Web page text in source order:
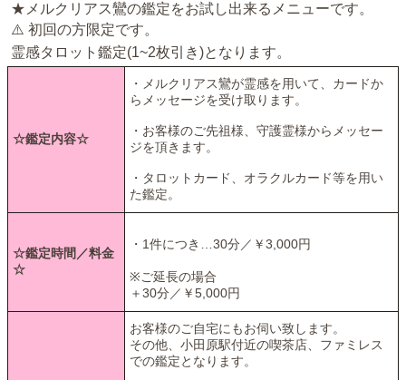
★メルクリアス鸞の鑑定をお試し出来るメニューです。
⚠️ 初回の方限定です。
霊感タロット鑑定(1~2枚引き)となります。
☆鑑定内容☆
・メルクリアス鸞が霊感を用いて、カードか
らメッセージを受け取ります。
・お客様のご先祖様、守護霊様からメッセー
ジを頂きます。
・タロットカード、オラクルカード等を用い
た鑑定。
☆鑑定時間／料金
☆
・1件につき…30分／￥3,000円
※ご延長の場合
＋30分／￥5,000円
お客様のご自宅にもお伺い致します。
その他、小田原駅付近の喫茶店、ファミレス
での鑑定となります。